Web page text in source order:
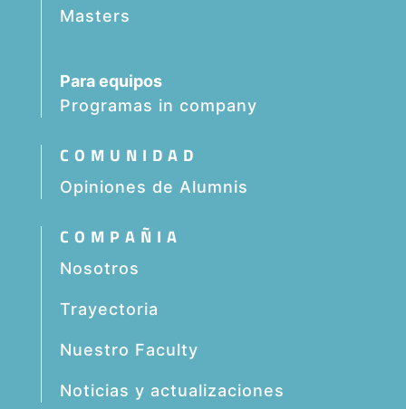
Masters
Para equipos
Programas in company
COMUNIDAD
Opiniones de Alumnis
COMPAÑIA
Nosotros
Trayectoria
Nuestro Faculty
Noticias y actualizaciones